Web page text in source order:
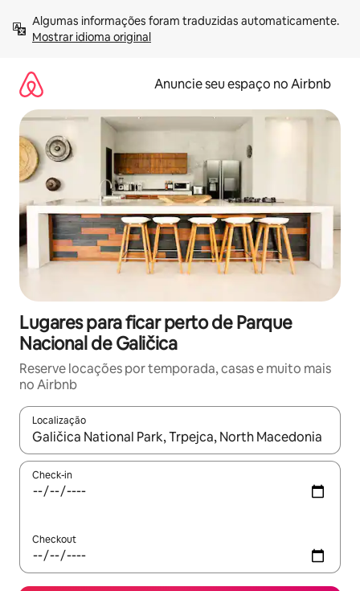
para
Mostrar idioma original
Anuncie seu espaço no Airbnb
Lugares para ficar perto de Parque
Nacional de Galičica
Reserve locações por temporada, casas e muito mais
no Airbnb
Localização
Quando os resultados estiverem disponíveis, explore-os
Check-in
Checkout